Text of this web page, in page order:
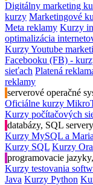
Digitálny marketing
kurzy Marketingové
Meta reklamy Kurzy
optimalizácia
Kurzy Youtube
Facebooku (FB) -
sieťach Platená
reklamy
serverové operačné
Oficiálne kurzy
Kurzy počítačových
databázy, SQL servery
Kurzy MySQL a
Kurzy SQL Kurzy
programovacie
Kurzy testovania
Java Kurzy Python